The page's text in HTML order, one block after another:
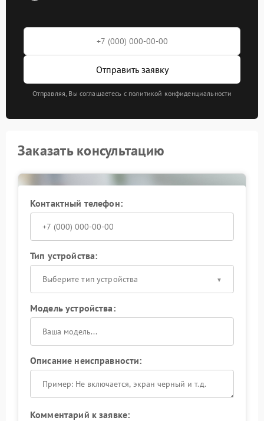
Отправить заявку
Отправляя, Вы соглашаетесь с политикой конфиденциальности
Заказать консультацию
Контактный телефон:
Тип устройства:
Выберите тип устройства
Модель устройства:
Описание неисправности:
Комментарий к заявке: